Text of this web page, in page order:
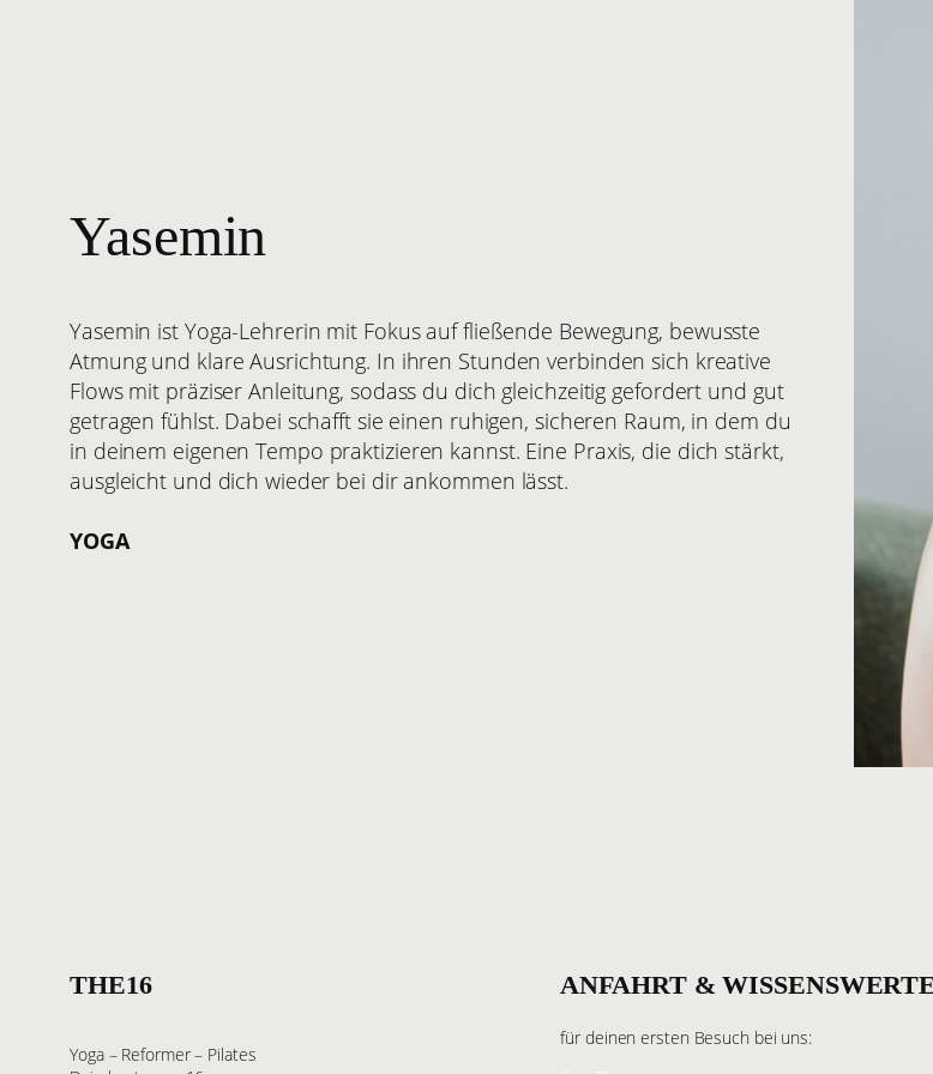
Yasemin
Yasemin ist Yoga-Lehrerin mit Fokus auf fließende Bewegung, bewusste
Atmung und klare Ausrichtung. In ihren Stunden verbinden sich kreative
Flows mit präziser Anleitung, sodass du dich gleichzeitig gefordert und gut
getragen fühlst. Dabei schafft sie einen ruhigen, sicheren Raum, in dem du
in deinem eigenen Tempo praktizieren kannst. Eine Praxis, die dich stärkt,
ausgleicht und dich wieder bei dir ankommen lässt.
YOGA
THE16
Yoga – Reformer – Pilates
ANFAHRT &
für deinen ersten Besuch bei uns: